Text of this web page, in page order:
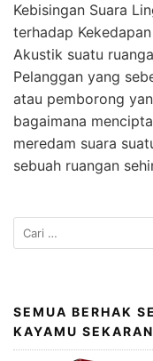
Kebisingan Suara
terhadap
Akustik suatu
Pelanggan yang
atau pemborong
bagaimana
meredam suara
sebuah ruangan
SEMUA BERHAK
KAYAMU